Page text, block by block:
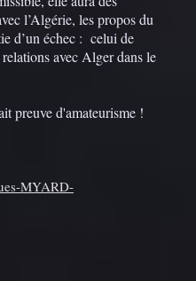
l’Algérie, les propos du
d’un échec : celui de
avec Alger dans le
preuve d'amateurisme !
MYARD-